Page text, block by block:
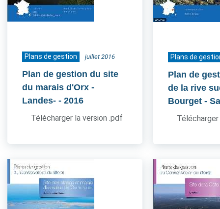
Plans de gestion juillet 2016
Plan de gestion du site
du marais d'Orx -
Landes- - 2016
Télécharger la version .pdf
Plans de
Plan de
de la rive
Bourget -